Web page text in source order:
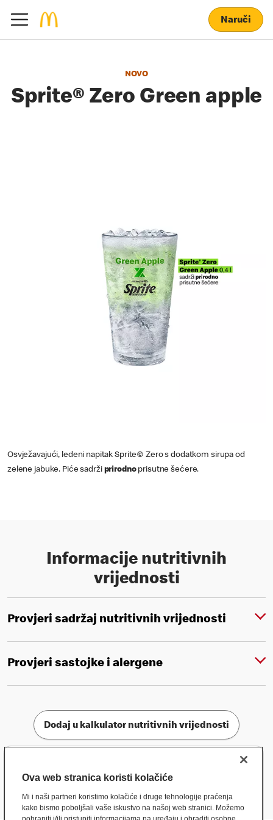
Naruči
NOVO
Sprite® Zero Green apple
Osvježavajući, ledeni napitak Sprite© Zero s dodatkom sirupa od
zelene jabuke. Piće sadrži prirodno prisutne šećere.
Informacije nutritivnih
vrijednosti
Provjeri sadržaj nutritivnih vrijednosti
Provjeri sastojke i alergene
Dodaj u kalkulator nutritivnih vrijednosti
Ova web stranica koristi kolačiće
Mi i naši partneri koristimo kolačiće i druge tehnologije praćenja
kako bismo poboljšali vaše iskustvo na našoj web stranici. Možemo